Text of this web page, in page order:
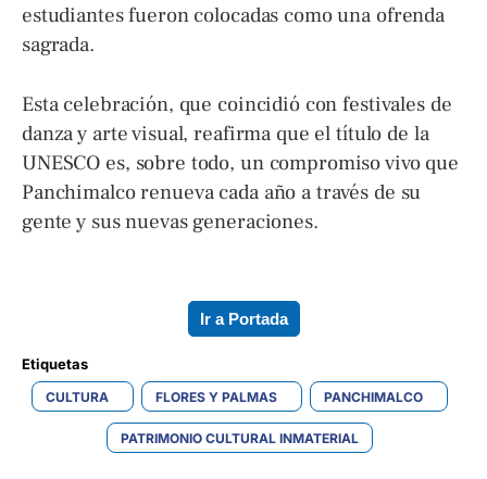
estudiantes fueron colocadas como una ofrenda
sagrada.
Esta celebración, que coincidió con festivales de
danza y arte visual, reafirma que el título de la
UNESCO es, sobre todo, un compromiso vivo que
Panchimalco renueva cada año a través de su
gente y sus nuevas generaciones.
Ir a Portada
Etiquetas
CULTURA FLORES Y PALMAS PANCHIMALCO
PATRIMONIO CULTURAL INMATERIAL